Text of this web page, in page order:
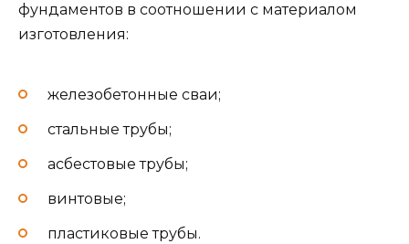
фундаментов в соотношении с материалом
изготовления:
железобетонные сваи;
стальные трубы;
асбестовые трубы;
винтовые;
пластиковые трубы.